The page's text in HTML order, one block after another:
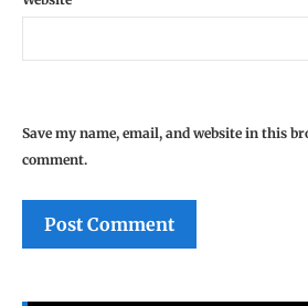
Save my name, email, and website in this
comment.